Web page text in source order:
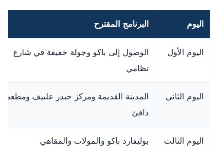
اليوم البرنامج المقترح
اليوم الأول
الوصول إلى باكو وجولة خفيفة في شارع
نظامي
اليوم الثاني
المدينة القديمة ومركز حيدر علييف ومطعم
دافئ
اليوم الثالث بوليفارد باكو والمولات والمقاهي